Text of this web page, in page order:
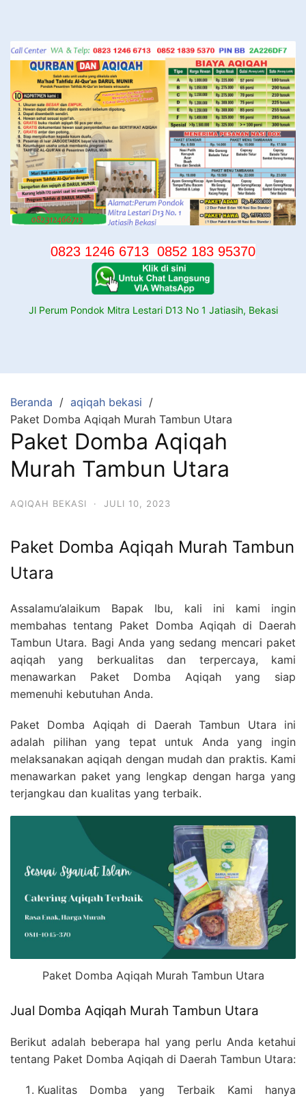
konten
0823 1246 6713 0852 183 95370
Jl Perum Pondok Mitra Lestari D13 No 1 Jatiasih, Bekasi
Beranda
aqiqah bekasi
Paket Domba Aqiqah Murah Tambun Utara
Paket Domba Aqiqah
Murah Tambun Utara
AQIQAH BEKASI · JULI 10, 2023
Paket Domba Aqiqah Murah Tambun
Utara
Assalamu’alaikum Bapak Ibu, kali ini kami ingin
membahas tentang Paket Domba Aqiqah di Daerah
Tambun Utara. Bagi Anda yang sedang mencari paket
aqiqah yang berkualitas dan terpercaya, kami
menawarkan Paket Domba Aqiqah yang siap
memenuhi kebutuhan Anda.
Paket Domba Aqiqah di Daerah Tambun Utara ini
adalah pilihan yang tepat untuk Anda yang ingin
melaksanakan aqiqah dengan mudah dan praktis. Kami
menawarkan paket yang lengkap dengan harga yang
terjangkau dan kualitas yang terbaik.
Paket Domba Aqiqah Murah Tambun Utara
Jual Domba Aqiqah Murah Tambun Utara
Berikut adalah beberapa hal yang perlu Anda ketahui
tentang Paket Domba Aqiqah di Daerah Tambun Utara:
Kualitas Domba yang Terbaik Kami hanya